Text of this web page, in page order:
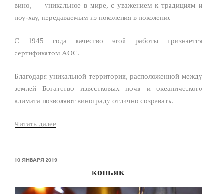
вино, — уникальное в мире, с уважением к традициям и
ноу-хау, передаваемым из поколения в поколение
С 1945 года качество этой работы признается
сертификатом AOC.
Благодаря уникальной территории, расположенной между
землей Богатство известковых почв и океанического
климата позволяют винограду отлично созревать.
Читать далее
ОПУБЛИКОВАНО
10 ЯНВАРЯ 2019
коньяк